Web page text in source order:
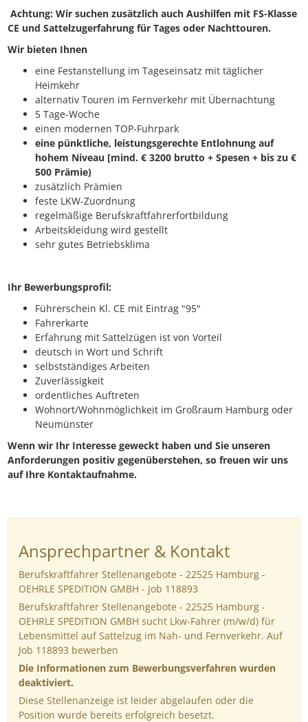
Achtung: Wir suchen zusätzlich auch Aushilfen mit FS-Klasse
CE und Sattelzugerfahrung für Tages oder Nachttouren.
Wir bieten Ihnen
eine Festanstellung im Tageseinsatz mit täglicher
Heimkehr
alternativ Touren im Fernverkehr mit Übernachtung
5 Tage-Woche
einen modernen TOP-Fuhrpark
eine pünktliche, leistungsgerechte Entlohnung auf
hohem Niveau [mind. € 3200 brutto + Spesen + bis zu €
500 Prämie)
zusätzlich Prämien
feste LKW-Zuordnung
regelmäßige Berufskraftfahrerfortbildung
Arbeitskleidung wird gestellt
sehr gutes Betriebsklima
Ihr Bewerbungsprofil:
Führerschein Kl. CE mit Eintrag "95"
Fahrerkarte
Erfahrung mit Sattelzügen ist von Vorteil
deutsch in Wort und Schrift
selbstständiges Arbeiten
Zuverlässigkeit
ordentliches Auftreten
Wohnort/Wohnmöglichkeit im Großraum Hamburg oder
Neumünster
Wenn wir Ihr Interesse geweckt haben und Sie unseren
Anforderungen positiv gegenüberstehen, so freuen wir uns
auf Ihre Kontaktaufnahme.
Ansprechpartner & Kontakt
Berufskraftfahrer Stellenangebote - 22525 Hamburg -
OEHRLE SPEDITION GMBH - Job 118893
Berufskraftfahrer Stellenangebote - 22525 Hamburg -
OEHRLE SPEDITION GMBH sucht Lkw-Fahrer (m/w/d) für
Lebensmittel auf Sattelzug im Nah- und Fernverkehr. Auf
Job 118893 bewerben
Die Informationen zum Bewerbungsverfahren wurden
deaktiviert.
Diese Stellenanzeige ist leider abgelaufen oder die
Position wurde bereits erfolgreich besetzt.